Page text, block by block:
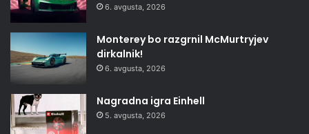
6. avgusta, 2026
Monterey bo razgrnil McMurtryjev
dirkalnik!
6. avgusta, 2026
Nagradna igra Einhell
5. avgusta, 2026